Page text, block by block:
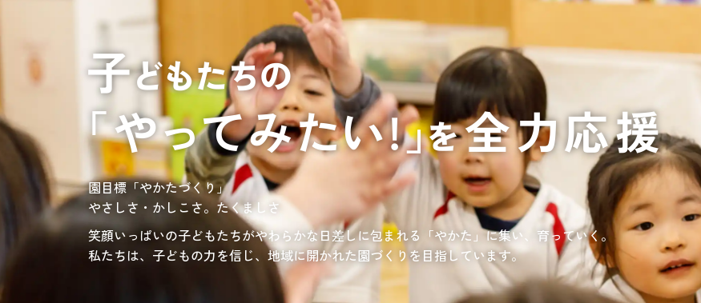
介護の相談に乗ってもらいたい
リハビリを受けたい
施設等に入所して介護、リハビリを受けたい
施設等に短期宿泊して介護、
自宅に訪問してもらって
介護、リハビリを受けたい
通いや短期宿泊を組み合わせて介護、
リハビリを受けたい
認定こども園、保育園、学童を利用したい
施設一覧 法人沿革
サンサンワイナリー サンサン研修センター
負担の少ない介護、ふれあいを大切にする介護、笑顔が溢れている介護を目指して。
愛知・岐阜・長野の3県下で38施設・151事業所の介護関連事業所を運営する
社会福祉法人サン・ビジョンでは、今後ますます高まる介護ニーズに幅広く対応していきます。
園目標「やかたづくり」
やさしさ・かしこさ。たくましさ
笑顔いっぱいの子どもたちがやわらかな日差しに包まれる「やかた」に集い、育っていく。
私たちは、子どもの力を信じ、地域に開かれた園づくりを目指しています。
サンサン・スクール東山公園では、小学生の児童が放課後安心して過ごせる環境を提供するとともに、
宿題・クラブ活動(英語・習字・選択)などの学習面にも力を入れて行っている学童保育所です。
居宅介護支援
グレイスフル砧公園
東京都世田谷区大蔵3丁目4番12号
お問い合わせ先
03-6411-5781
担当：宮澤